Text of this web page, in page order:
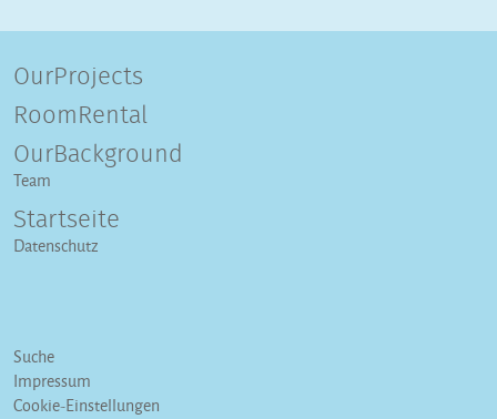
OurProjects
RoomRental
OurBackground
Team
Startseite
Datenschutz
Suche
Impressum
Cookie-Einstellungen